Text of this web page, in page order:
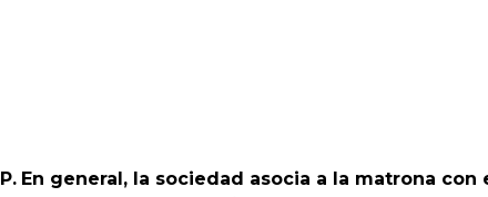
P. En general, la sociedad asocia a la matrona